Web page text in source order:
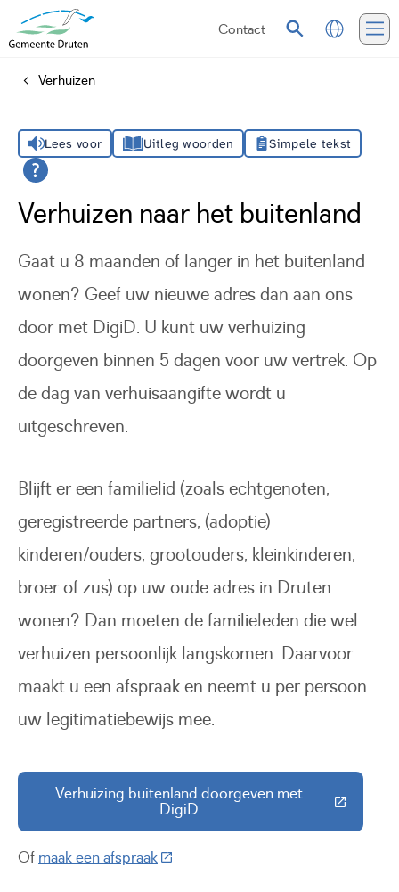
Contact
ZoekenVertalen
HomeVerhuizen
Lees voor Uitleg woorden Simpele tekst
Verhuizen naar het buitenland
Gaat u 8 maanden of langer in het buitenland
wonen? Geef uw nieuwe adres dan aan ons
door met DigiD. U kunt uw verhuizing
doorgeven binnen 5 dagen voor uw vertrek. Op
de dag van verhuisaangifte wordt u
uitgeschreven.
Blijft er een familielid (zoals echtgenoten,
geregistreerde partners, (adoptie)
kinderen/ouders, grootouders, kleinkinderen,
broer of zus) op uw oude adres in Druten
wonen? Dan moeten de familieleden die wel
verhuizen persoonlijk langskomen. Daarvoor
maakt u een afspraak en neemt u per persoon
uw legitimatiebewijs mee.
Verhuizing buitenland doorgeven met
DigiD(Deze link gaat naar een externe
Of maak een afspraak(Deze link gaat naar een externe